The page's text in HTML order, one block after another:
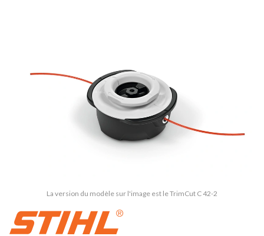
La version du modèle sur l'image est le TrimCut C 42-2